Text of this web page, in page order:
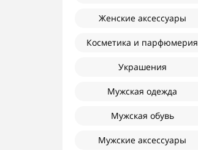
Женские аксессуары
Косметика и парфюмерия
Украшения
Мужская одежда
Мужская обувь
Мужские аксессуары